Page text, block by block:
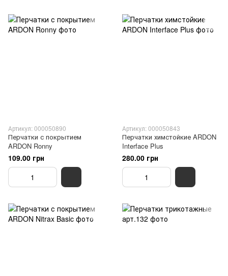
Артикул: 000050890
Перчатки с покрытием
ARDON Ronny
109.00 грн
Артикул: 000050843
Перчатки химстойкие ARDON
Interface Plus
280.00 грн